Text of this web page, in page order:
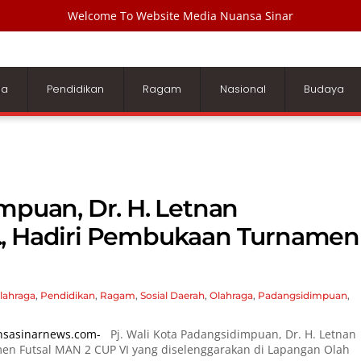
Welcome To Website Media Nuansa Sinar
Pendidikan Ragam Nasional Budaya
Dr. H. Letnan
Hadiri Pembukaan Turnamen
, Pendidikan, Ragam, Sosial Daerah, Olahraga, Padangsidimpuan,
Pj. Wali Kota Padangsidimpuan, Dr. H. Letnan
Futsal MAN 2 CUP VI yang diselenggarakan di Lapangan Olah